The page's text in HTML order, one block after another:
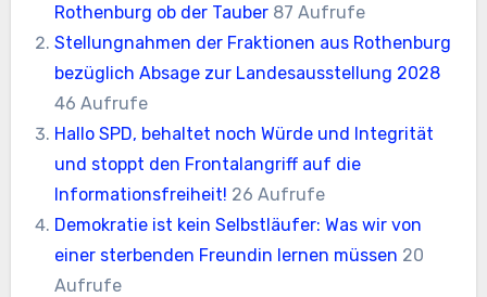
Rothenburg ob der Tauber 87 Aufrufe
Stellungnahmen der Fraktionen aus Rothenburg
bezüglich Absage zur Landesausstellung 2028
46 Aufrufe
Hallo SPD, behaltet noch Würde und Integrität
und stoppt den Frontalangriff auf die
Informationsfreiheit! 26 Aufrufe
Demokratie ist kein Selbstläufer: Was wir von
einer sterbenden Freundin lernen müssen 20
Aufrufe